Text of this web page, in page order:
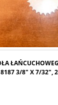
8187 3/8" X 7/32",